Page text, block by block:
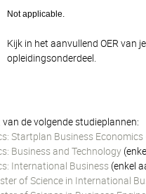
Not applicable.
Kijk in het aanvullend OER van
opleidingsonderdeel.
de volgende studieplannen:
Startplan Business Economics
Business and Technology
International Business (enkel
of Science in International